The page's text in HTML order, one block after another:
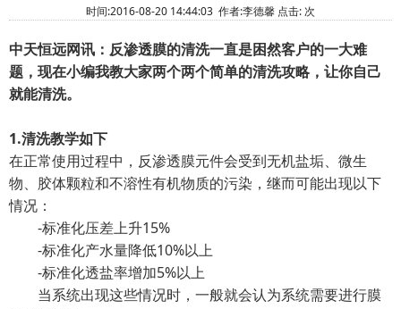
时间:2016-08-20 14:44:03 作者:李德馨 点击: 次
中天恒远网讯：反渗透膜的清洗一直是困然客户的一大难
题，现在小编我教大家两个两个简单的清洗攻略，让你自己
就能清洗。
1.清洗教学如下
在正常使用过程中，反渗透膜元件会受到无机盐垢、微生
物、胶体颗粒和不溶性有机物质的污染，继而可能出现以下
情况：
-标准化压差上升15%
-标准化产水量降低10%以上
-标准化透盐率增加5%以上
当系统出现这些情况时，一般就会认为系统需要进行膜